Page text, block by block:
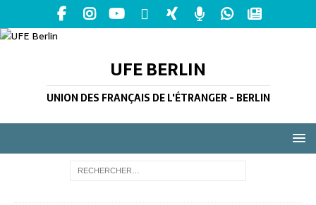
UFE BERLIN
UNION DES FRANÇAIS DE L'ÉTRANGER - BERLIN